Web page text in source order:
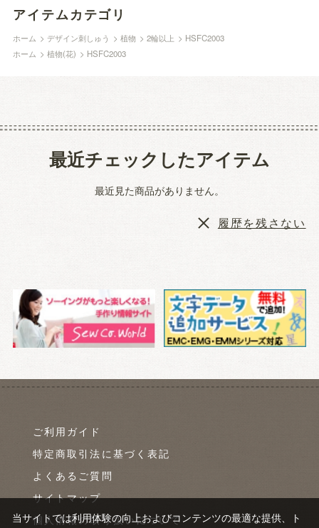
アイテムカテゴリ
ホーム >デザイン刺しゅう >植物 >2輪以上 > HSFC2003
ホーム >植物(花) > HSFC2003
最近チェックしたアイテム
最近見た商品がありません。
履歴を残さない
ご利用ガイド
特定商取引法に基づく表記
よくあるご質問
サイトマップ
個人情報の取り扱いについて
当サイトでは利用体験の向上およびコンテンツの最適な提供、ト